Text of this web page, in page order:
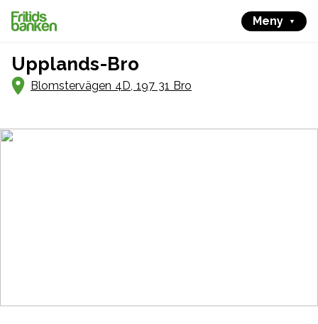
Meny
Upplands-Bro
Blomstervägen 4D, 197 31 Bro